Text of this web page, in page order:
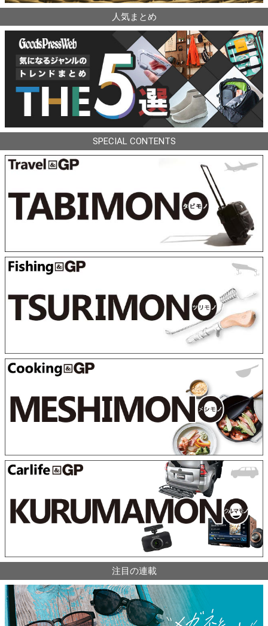
人気まとめ
SPECIAL CONTENTS
注目の連載